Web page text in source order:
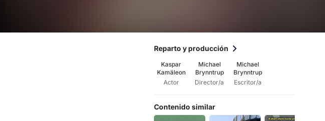
Reparto y producción
Kaspar
Kamäleon
Actor
Michael
Brynntrup
Director/a
Michael
Brynntrup
Escritor/a
Contenido similar